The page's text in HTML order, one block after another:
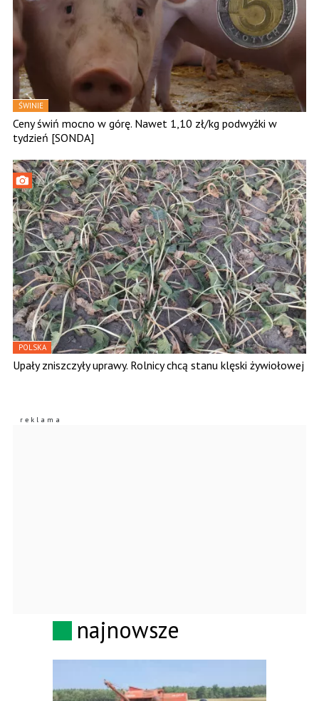
ŚWINIE
Ceny świń mocno w górę. Nawet 1,10 zł/kg podwyżki w
tydzień [SONDA]
POLSKA
Upały zniszczyły uprawy. Rolnicy chcą stanu klęski żywiołowej
najnowsze